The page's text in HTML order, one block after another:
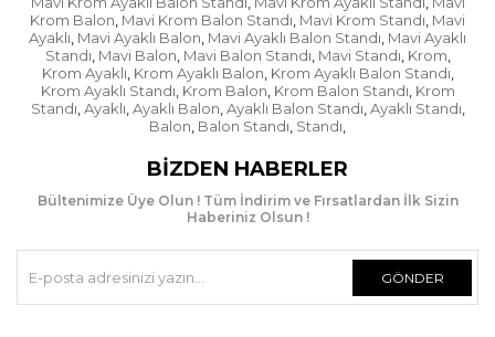
Balon Standı
Krom Balon, Mavi Krom Balon Standı, Mavi Krom Standı, Mavi
Ayaklı, Mavi Ayaklı Balon, Mavi Ayaklı Balon Standı, Mavi Ayaklı
Standı, Mavi Balon, Mavi Balon Standı, Mavi Standı, Krom,
Krom Ayaklı, Krom Ayaklı Balon, Krom Ayaklı Balon Standı,
Krom Ayaklı Standı, Krom Balon, Krom Balon Standı, Krom
Standı, Ayaklı, Ayaklı Balon, Ayaklı Balon Standı, Ayaklı Standı,
Balon, Balon Standı, Standı,
BIZDEN HABERLER
Bültenimize Üye Olun ! Tüm İndirim ve Fırsatlardan İlk Sizin
Haberiniz Olsun !
GÖNDER